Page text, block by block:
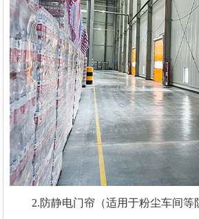
2.防静电门帘（适用于粉尘车间等